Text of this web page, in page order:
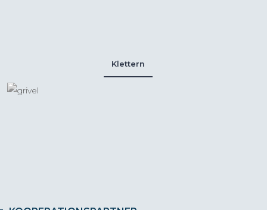
Klettern